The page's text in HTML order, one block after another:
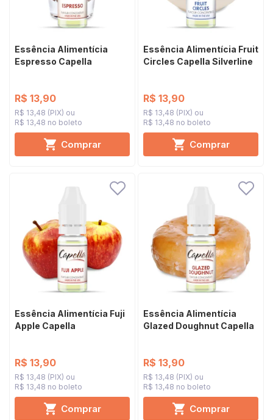
Essência Alimentícia
Espresso Capella
R$ 13,90
R$ 13,48 (PIX)
R$ 13,48 no boleto
Comprar
Essência Alimentícia Fruit
Circles Capella Silverline
R$ 13,90
R$ 13,48 (PIX)
R$ 13,48 no boleto
Comprar
Essência Alimentícia Fuji
Apple Capella
R$ 13,90
R$ 13,48 (PIX)
R$ 13,48 no boleto
Comprar
Essência Alimentícia
Glazed Doughnut Capella
R$ 13,90
R$ 13,48 (PIX)
R$ 13,48 no boleto
Comprar